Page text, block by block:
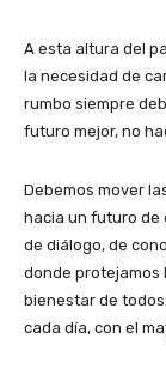
A esta altura del
la necesidad de
rumbo siempre
futuro mejor, no
Debemos mover
hacia un futuro de
de diálogo, de
donde protejamos
bienestar de
cada día, con el